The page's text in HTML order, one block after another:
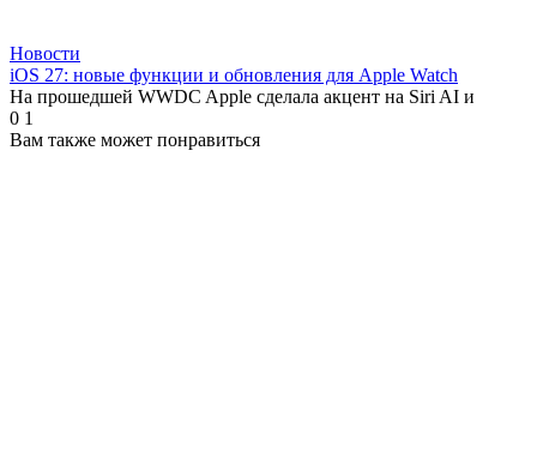
Новости
iOS 27: новые функции и обновления для Apple Watch
На прошедшей WWDC Apple сделала акцент на Siri AI и
0 1
Вам также может понравиться